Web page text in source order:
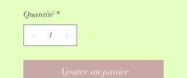
Quantité *
Ajouter au panier